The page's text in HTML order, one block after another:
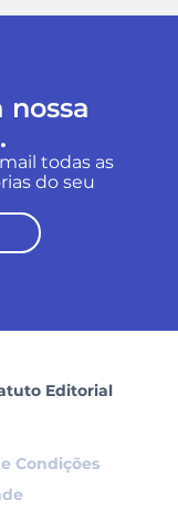
nossa
todas as
do seu
Editorial
Condições